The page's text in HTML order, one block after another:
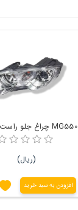
MG550 چراغ جلو راست با موتور
(ریال)
افزودن به سبد خرید